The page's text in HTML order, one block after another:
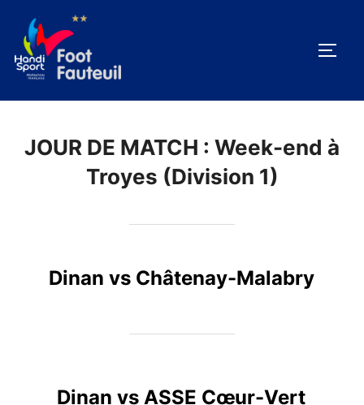
contenu
JOUR DE MATCH : Week-end à
Troyes (Division 1)
Dinan vs Châtenay-Malabry
Dinan vs ASSE Cœur-Vert